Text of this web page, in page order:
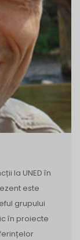
la UNED în
este
grupului
în proiecte